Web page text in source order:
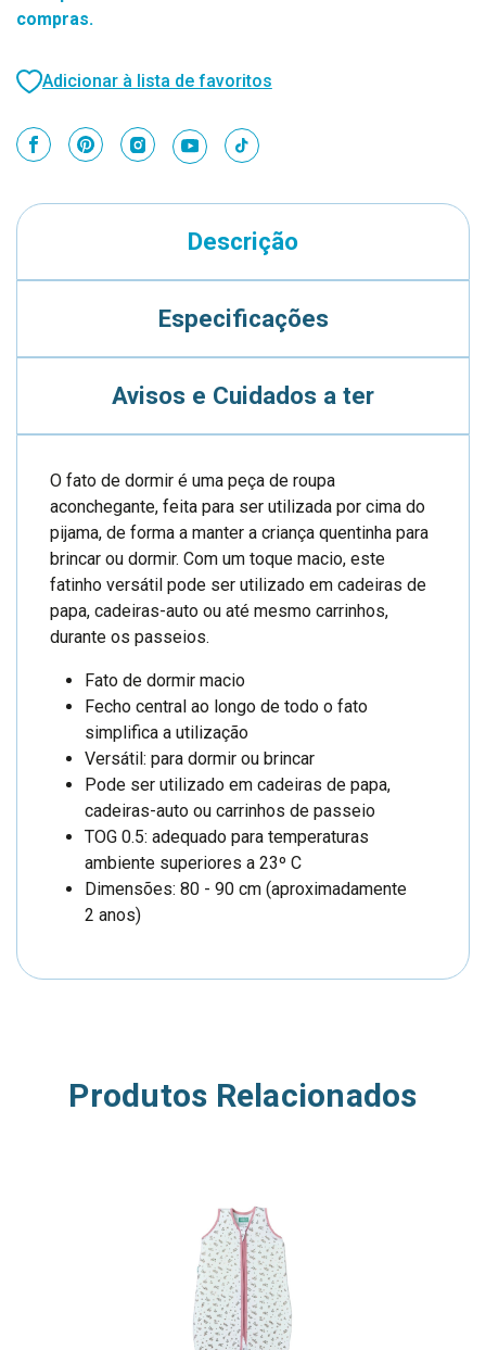
compras.
Adicionar à lista de favoritos
Descrição
Especificações
Avisos e Cuidados a ter
O fato de dormir é uma peça de roupa
aconchegante, feita para ser utilizada por cima do
pijama, de forma a manter a criança quentinha para
brincar ou dormir. Com um toque macio, este
fatinho versátil pode ser utilizado em cadeiras de
papa, cadeiras-auto ou até mesmo carrinhos,
durante os passeios.
Fato de dormir macio
Fecho central ao longo de todo o fato
simplifica a utilização
Versátil: para dormir ou brincar
Pode ser utilizado em cadeiras de papa,
cadeiras-auto ou carrinhos de passeio
TOG 0.5: adequado para temperaturas
ambiente superiores a 23º C
Dimensões: 80 - 90 cm (aproximadamente
2 anos)
Produtos Relacionados